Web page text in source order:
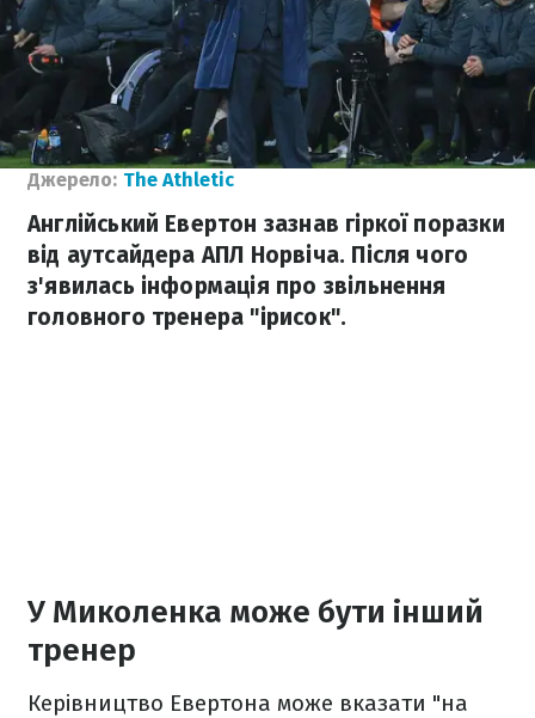
Джерело: The Athletic
Англійський Евертон зазнав гіркої поразки
від аутсайдера АПЛ Норвіча. Після чого
з'явилась інформація про звільнення
головного тренера "ірисок".
У Миколенка може бути інший
тренер
Керівництво Евертона може вказати "на